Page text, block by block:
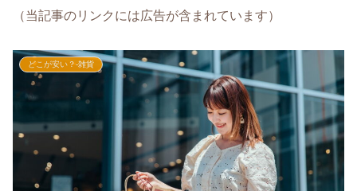
（当記事のリンクには広告が含まれています）
どこが安い？-雑貨